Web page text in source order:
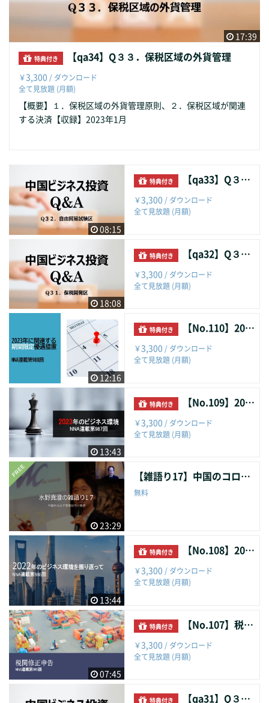
17:39
特典付き 【qa34】Q３３．保税区域の外貨管理
￥3,300 / ダウンロード
全て見放題 (月額)
【概要】１．保税区域の外貨管理原則、２．保税区域が関連
する決済【収録】2023年1月
08:15
特典付き 【qa33】Q３２．自由貿易試験区
￥3,300 / ダウンロード
全て見放題 (月額)
18:08
特典付き 【qa32】Q３１．保税開発区
￥3,300 / ダウンロード
全て見放題 (月額)
12:16
特典付き 【No.110】2023年に関連する期間限定優遇措置
￥3,300 / ダウンロード
全て見放題 (月額)
13:43
特典付き 【No.109】2023年のビジネス環境
￥3,300 / ダウンロード
全て見放題 (月額)
23:29
【雑語り17】中国のコロナ管理総括と雑感
無料
13:44
特典付き 【No.108】2022年のビジネス環境を振り返って
￥3,300 / ダウンロード
全て見放題 (月額)
07:45
特典付き 【No.107】税関修正申告
￥3,300 / ダウンロード
全て見放題 (月額)
特典付き 【qa31】Q３０．クロスボーダー人民元